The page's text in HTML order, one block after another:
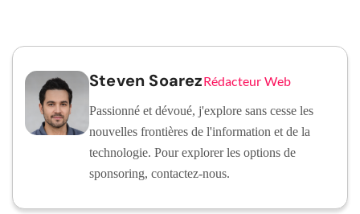
Steven SoarezRédacteur Web
Passionné et dévoué, j'explore sans cesse les
nouvelles frontières de l'information et de la
technologie. Pour explorer les options de
sponsoring, contactez-nous.